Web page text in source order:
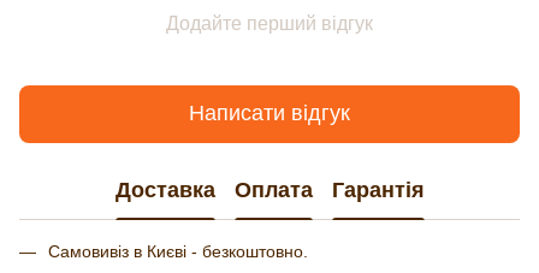
Додайте перший відгук
Написати відгук
Доставка Оплата Гарантія
Самовивіз в Києві - безкоштовно.